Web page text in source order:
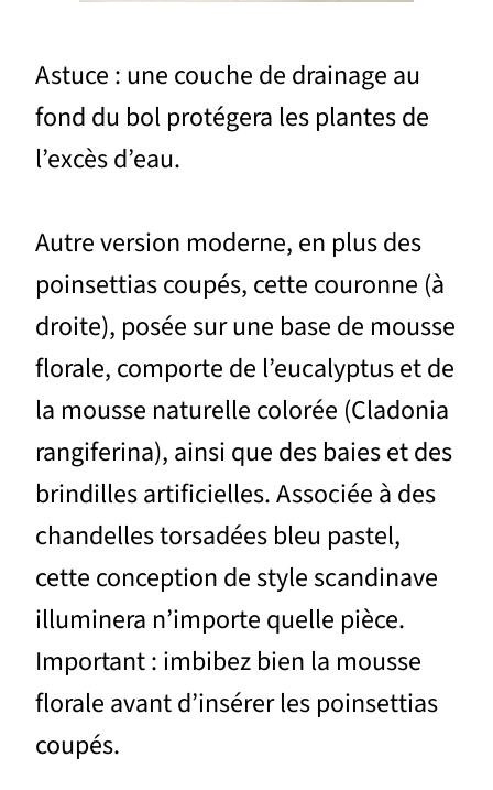
Astuce : une couche de drainage au
fond du bol protégera les plantes de
l’excès d’eau.
Autre version moderne, en plus des
poinsettias coupés, cette couronne (à
droite), posée sur une base de mousse
florale, comporte de l’eucalyptus et de
la mousse naturelle colorée (Cladonia
rangiferina), ainsi que des baies et des
brindilles artificielles. Associée à des
chandelles torsadées bleu pastel,
cette conception de style scandinave
illuminera n’importe quelle pièce.
Important : imbibez bien la mousse
florale avant d’insérer les poinsettias
coupés.